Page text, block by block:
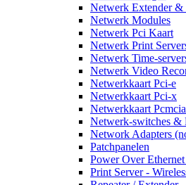
Netwerk Extender &
Netwerk Modules
Netwerk Pci Kaart
Netwerk Print
Netwerk Time-
Netwerk Video
Netwerkkaart Pci-e
Netwerkkaart Pci-x
Netwerkkaart
Netwerk-switches &
Network Adapters
Patchpanelen
Power Over
Print Server -